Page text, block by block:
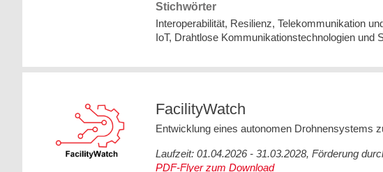
Stichwörter
Interoperabilität, Resilienz, Telekommunikation
IoT, Drahtlose Kommunikationstechnologien und
FacilityWatch
Entwicklung eines autonomen Drohnensystems
Laufzeit: 01.04.2026 - 31.03.2028, Förderung
PDF-Flyer zum Download